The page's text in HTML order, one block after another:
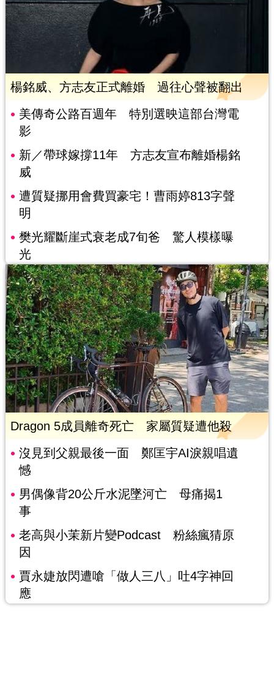
楊銘威、方志友正式離婚 過往心聲被翻出
美傳奇公路百週年 特別選映這部台灣電
影
新／帶球嫁撐11年 方志友宣布離婚楊銘
威
遭質疑挪用會費買豪宅！曹雨婷813字聲
明
樊光耀斷崖式衰老成7旬爸 驚人模樣曝
光
Dragon 5成員離奇死亡 家屬質疑遭他殺
沒見到父親最後一面 鄭匡宇AI淚親唱遺
憾
男偶像背20公斤水泥墜河亡 母痛揭1
事
老高與小茉新片變Podcast 粉絲瘋猜原
因
賈永婕放閃遭嗆「做人三八」吐4字神回
應